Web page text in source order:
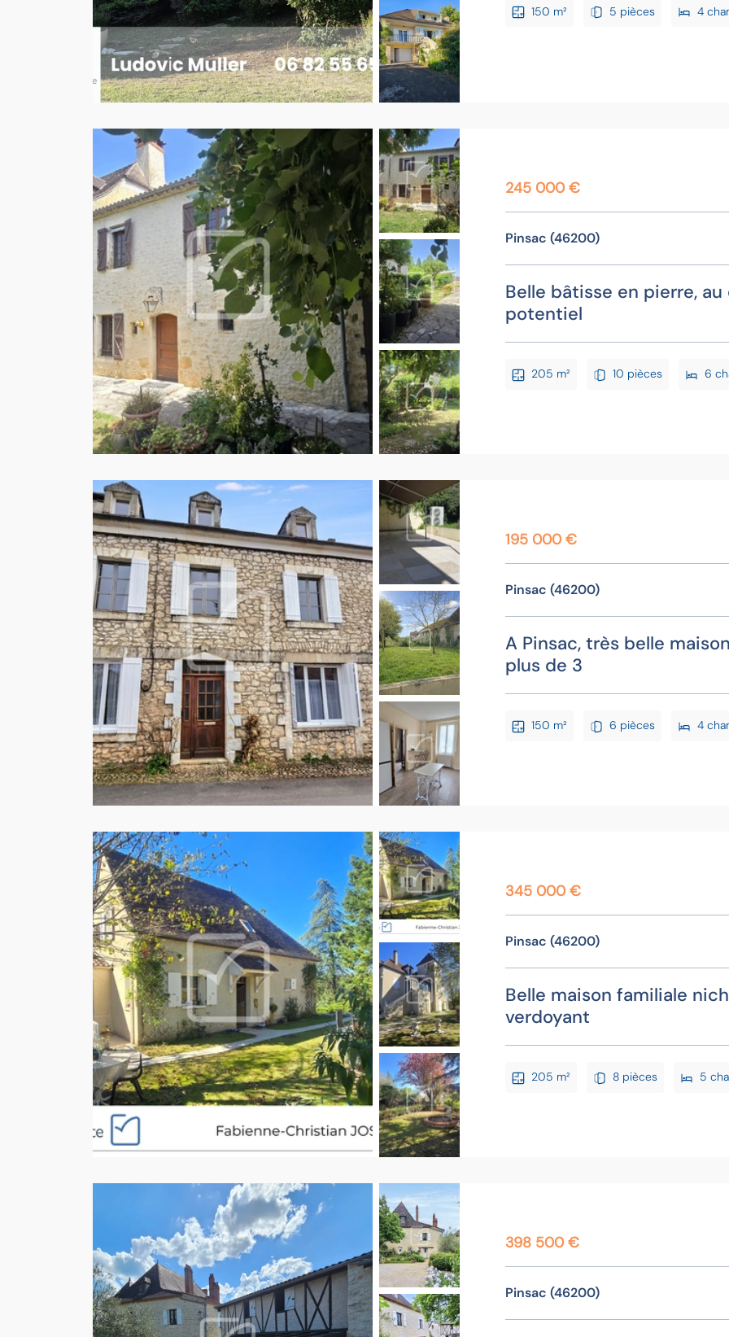
150 m² 5 pièces 4
245 000 €
Pinsac (46200)
Belle bâtisse en pierre,
potentiel
205 m² 10 pièces 6
195 000 €
Pinsac (46200)
A Pinsac, très belle
plus de 3
150 m² 6 pièces 4
345 000 €
Pinsac (46200)
Belle maison familiale
verdoyant
205 m² 8 pièces 5
398 500 €
Pinsac (46200)